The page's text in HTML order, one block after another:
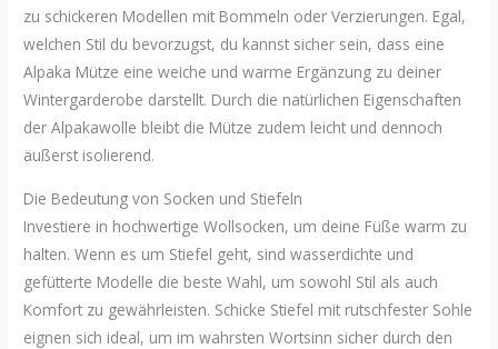
zu schickeren Modellen mit Bommeln oder Verzierungen. Egal,
welchen Stil du bevorzugst, du kannst sicher sein, dass eine
Alpaka Mütze eine weiche und warme Ergänzung zu deiner
Wintergarderobe darstellt. Durch die natürlichen Eigenschaften
der Alpakawolle bleibt die Mütze zudem leicht und dennoch
äußerst isolierend.
Die Bedeutung von Socken und Stiefeln
Investiere in hochwertige Wollsocken, um deine Füße warm zu
halten. Wenn es um Stiefel geht, sind wasserdichte und
gefütterte Modelle die beste Wahl, um sowohl Stil als auch
Komfort zu gewährleisten. Schicke Stiefel mit rutschfester Sohle
eignen sich ideal, um im wahrsten Wortsinn sicher durch den